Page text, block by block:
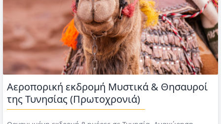
Αεροπορική εκδρομή Mυστικά & Θησαυροί
της Τυνησίας (Πρωτοχρονιά)